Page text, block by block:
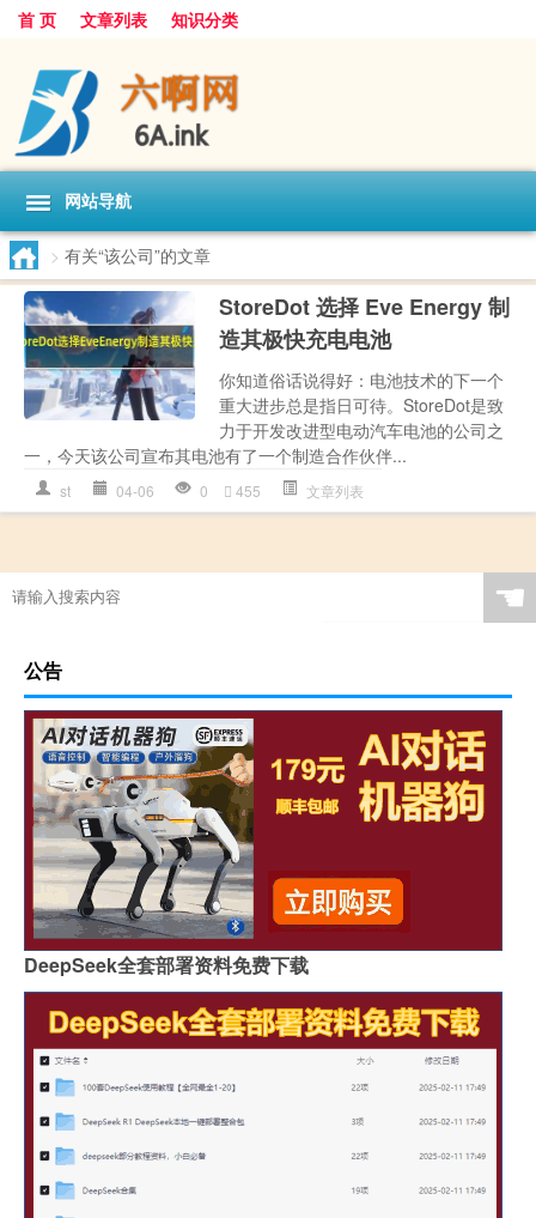
首 页 文章列表 知识分类
网站导航
> 有关“该公司”的文章
StoreDot 选择 Eve Energy 制
造其极快充电电池
你知道俗话说得好：电池技术的下一个
重大进步总是指日可待。StoreDot是致
力于开发改进型电动汽车电池的公司之
一，今天该公司宣布其电池有了一个制造合作伙伴...
st 04-06 0 455 文章列表
☚
公告
DeepSeek全套部署资料免费下载